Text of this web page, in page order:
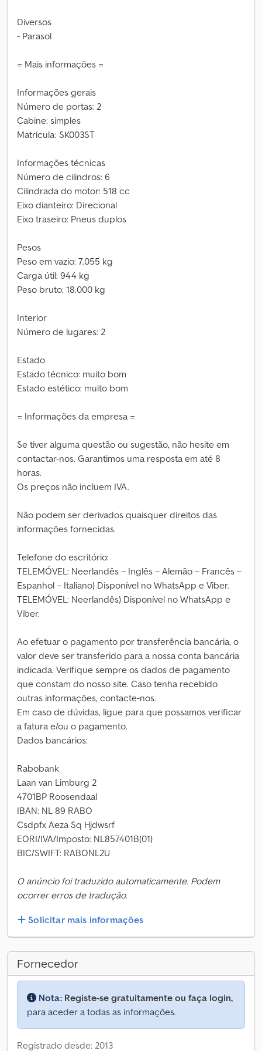
Diversos
- Parasol
= Mais informações =
Informações gerais
Número de portas: 2
Cabine: simples
Matrícula: SK003ST
Informações técnicas
Número de cilindros: 6
Cilindrada do motor: 518 cc
Eixo dianteiro: Direcional
Eixo traseiro: Pneus duplos
Pesos
Peso em vazio: 7.055 kg
Carga útil: 944 kg
Peso bruto: 18.000 kg
Interior
Número de lugares: 2
Estado
Estado técnico: muito bom
Estado estético: muito bom
= Informações da empresa =
Se tiver alguma questão ou sugestão, não hesite em
contactar-nos. Garantimos uma resposta em até 8
horas.
Os preços não incluem IVA.
Não podem ser derivados quaisquer direitos das
informações fornecidas.
Telefone do escritório:
TELEMÓVEL: Neerlandês – Inglês – Alemão – Francês –
Espanhol – Italiano) Disponível no WhatsApp e Viber.
TELEMÓVEL: Neerlandês) Disponível no WhatsApp e
Viber.
Ao efetuar o pagamento por transferência bancária, o
valor deve ser transferido para a nossa conta bancária
indicada. Verifique sempre os dados de pagamento
que constam do nosso site. Caso tenha recebido
outras informações, contacte-nos.
Em caso de dúvidas, ligue para que possamos verificar
a fatura e/ou o pagamento.
Dados bancários:
Rabobank
Laan van Limburg 2
4701BP Roosendaal
IBAN: NL 89 RABO
Csdpfx Aeza Sq Hjdwsrf
EORI/IVA/Imposto: NL857401B(01)
BIC/SWIFT: RABONL2U
O anúncio foi traduzido automaticamente. Podem
ocorrer erros de tradução.
Solicitar mais informações
Fornecedor
Nota: Registe-se gratuitamente ou faça login,
para aceder a todas as informações.
Registrado desde: 2013